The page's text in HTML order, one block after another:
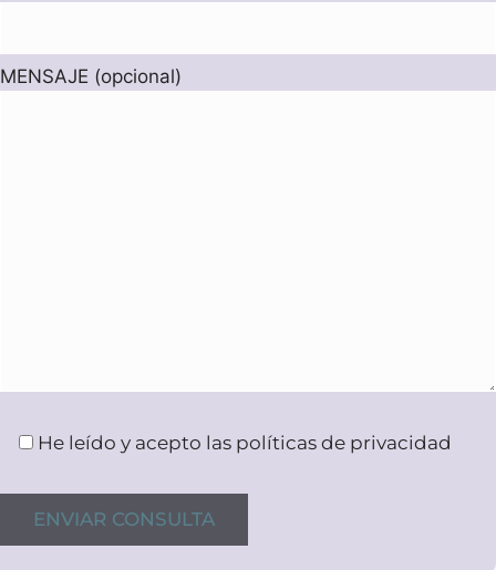
MENSAJE (opcional)
He leído y acepto las políticas de privacidad